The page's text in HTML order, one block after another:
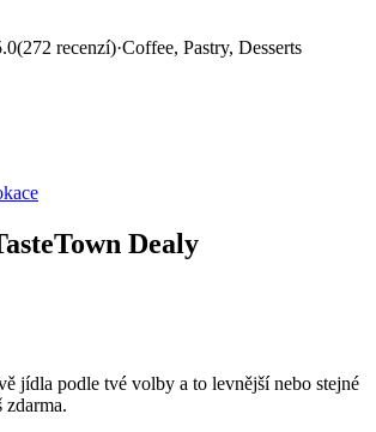
(272 recenzí)·Coffee, Pastry, Desserts
Dealy
jídla podle tvé volby a to levnější nebo stejné
zdarma.